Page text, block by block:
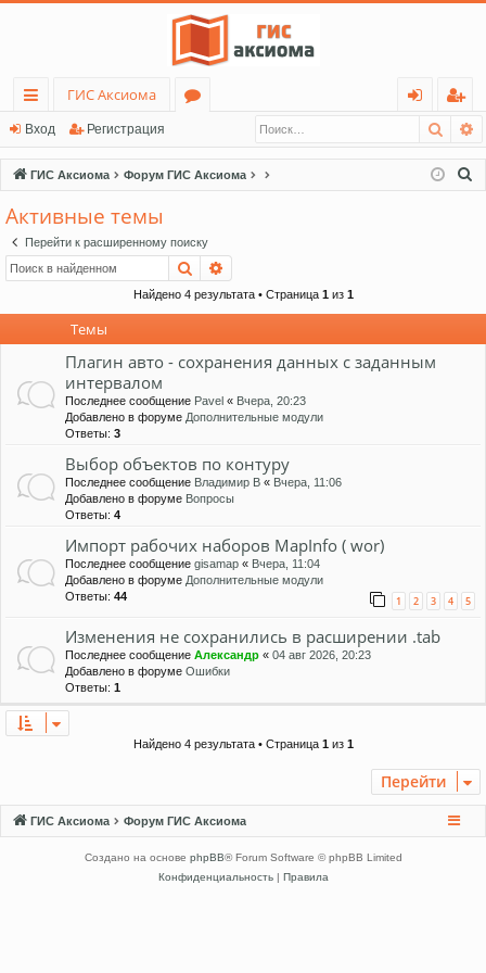
с
ы
лк
и
ГИС Аксиома
ру
м
д
ег
ис
тр
Вход Регистрация
ГИС Аксиома Форум ГИС Аксиома
Активные темы
Перейти к расширенному поиску
Поиск
Найдено 4 результата • Страница 1из 1
Темы
Плагин авто - сохранения данных с заданным
интервалом
Последнее сообщение Pavel « Вчера, 20:23
Добавлено в форуме Дополнительные модули
Ответы: 3
Выбор объектов по контуру
Последнее сообщение Владимир В « Вчера, 11:06
Добавлено в форуме Вопросы
Ответы: 4
Импорт рабочих наборов MapInfo ( wor)
Последнее сообщение gisamap « Вчера, 11:04
Добавлено в форуме Дополнительные модули
Ответы: 44 1 2 3 4 5
Изменения не сохранились в расширении .tab
Последнее сообщение Александр « 04 авг 2026, 20:23
Добавлено в форуме Ошибки
Ответы: 1
Найдено 4 результата • Страница 1из 1
Перейти
ГИС Аксиома Форум ГИС Аксиома
Создано на основе phpBB® Forum Software © phpBB Limited
Конфиденциальность| Правила